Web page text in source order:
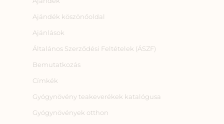
Ajándék köszönőoldal
Ajánlások
Általános Szerződési Feltételek (ÁSZF)
Bemutatkozás
Címkék
Gyógynövény teakeverékek katalógusa
Gyógynövények otthon